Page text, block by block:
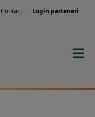
Contact Login parteneri